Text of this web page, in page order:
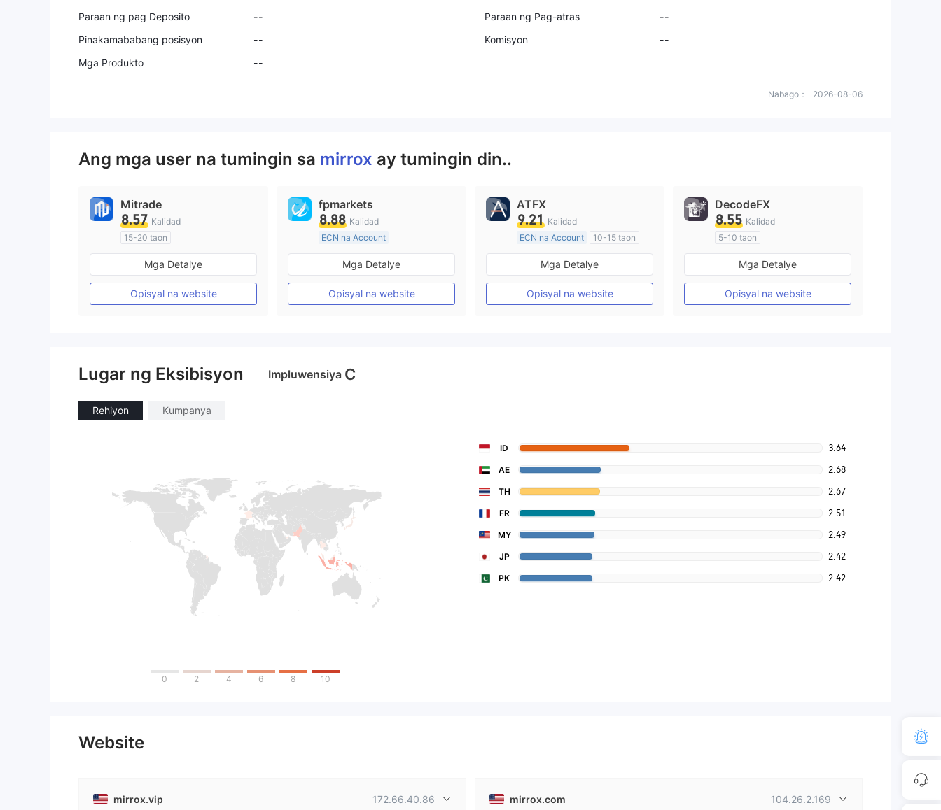
Paraan ng pag Deposito
-- Paraan ng Pag-atras
--
Pinakamababang posisyon
-- Komisyon
--
Mga Produkto
--
Nabago： 2026-08-06
Ang mga user na tumingin sa mirrox ay tumingin din..
Mitrade
8.57 Kalidad
15-20 taon
Kinokontrol sa Australia
Paggawa ng Market (MM)
Pansariling pagsasaliksik
Mga Detalye
Opisyal na website
fpmarkets
8.88 Kalidad
ECN na Account
20 Taon Pataas
Kinokontrol sa Australia
Paggawa ng Market (MM)
Pangunahing label na MT4
Mga Detalye
Opisyal na website
ATFX
9.21 Kalidad
ECN na Account
10-15 taon
Kinokontrol sa Australia
Paggawa ng Market (MM)
Pangunahing label na MT4
Mga Detalye
Opisyal na website
DecodeFX
8.55 Kalidad
5-10 taon
Kinokontrol sa Australia
Paggawa ng Market (MM)
Pangunahing label na MT4
Mga Detalye
Opisyal na website
Lugar ng Eksibisyon Impluwensiya C
Rehiyon Kumpanya
0 2 4 6 8 10
ID 3.64
AE 2.68
TH 2.67
FR 2.51
MY 2.49
JP 2.42
PK 2.42
Website
mirrox.vip 172.66.40.86 mirrox.com 104.26.2.169